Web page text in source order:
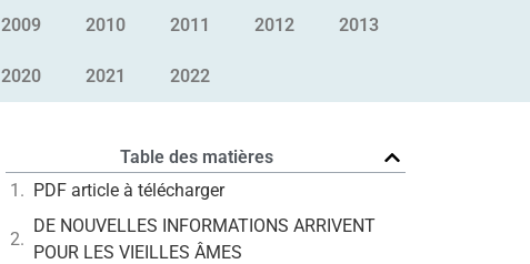
2009 2010 2011 2012 2013
2020 2021 2022
Table des matières
PDF article à télécharger
DE NOUVELLES INFORMATIONS ARRIVENT
POUR LES VIEILLES ÂMES